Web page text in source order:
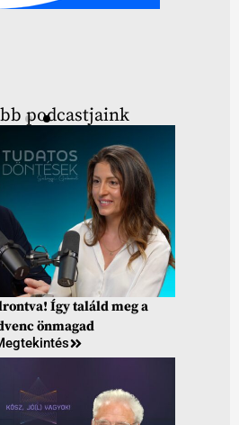
podcastjaink
Így találd meg a
önmagad